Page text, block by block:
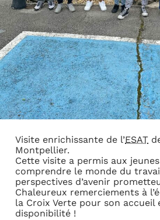
Visite enrichissante de l’ESAT
Montpellier.
Cette visite a permis aux
comprendre le monde du
perspectives d’avenir
Chaleureux remerciements à
la Croix Verte pour son accueil
disponibilité !